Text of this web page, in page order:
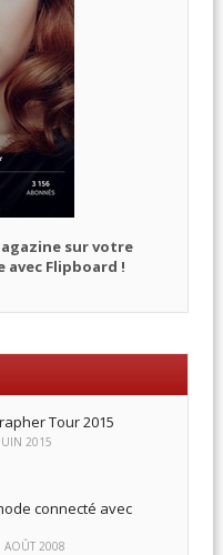
sur votre
Flipboard !
Tour 2015
2015
connecté avec
AOÛT 2008